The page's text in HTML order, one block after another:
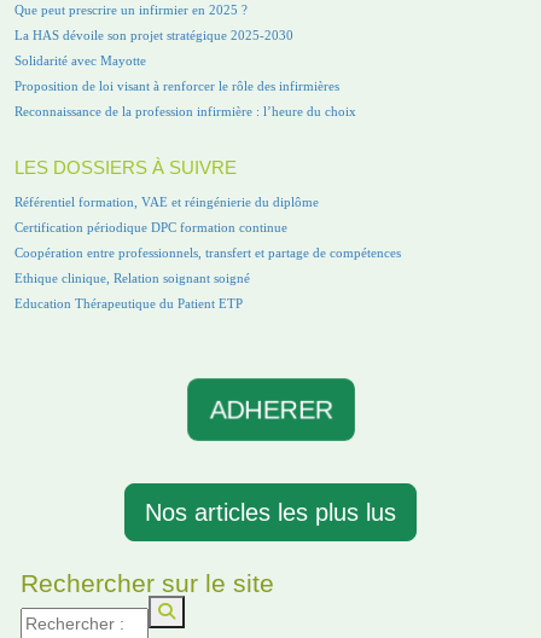
Que peut prescrire un infirmier en 2025 ?
La HAS dévoile son projet stratégique 2025-2030
Solidarité avec Mayotte
Proposition de loi visant à renforcer le rôle des infirmières
Reconnaissance de la profession infirmière : l’heure du choix
LES DOSSIERS À SUIVRE
Référentiel formation, VAE et réingénierie du diplôme
Certification périodique DPC formation continue
Coopération entre professionnels, transfert et partage de compétences
Ethique clinique, Relation soignant soigné
Education Thérapeutique du Patient ETP
ADHERER
Nos articles les plus lus
Rechercher sur le site